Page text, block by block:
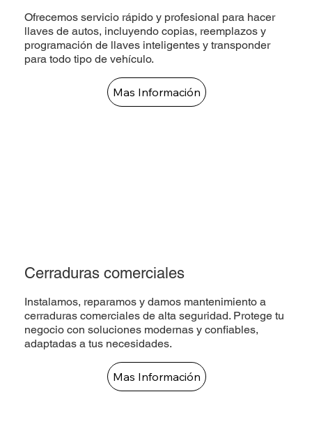
Ofrecemos servicio rápido y profesional para hacer
llaves de autos, incluyendo copias, reemplazos y
programación de llaves inteligentes y transponder
para todo tipo de vehículo.
Mas Información
Cerraduras comerciales
Instalamos, reparamos y damos mantenimiento a
cerraduras comerciales de alta seguridad. Protege tu
negocio con soluciones modernas y confiables,
adaptadas a tus necesidades.
Mas Información